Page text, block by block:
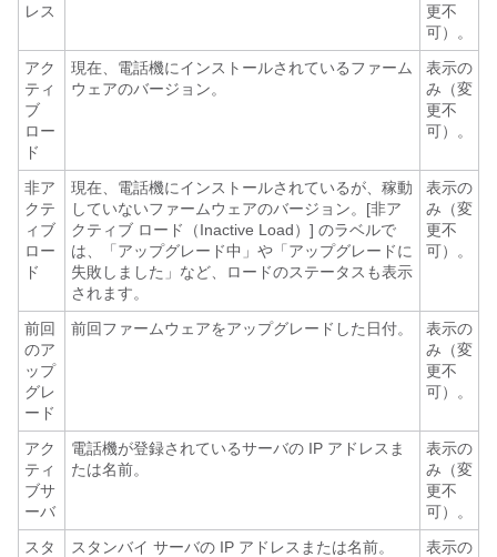
レス
更不
可）。
アク
ティ
ブ
ロー
ド
現在、電話機にインストールされているファーム
ウェアのバージョン。
表示の
み（変
更不
可）。
非ア
クテ
ィブ
ロー
ド
現在、電話機にインストールされているが、稼動
していないファームウェアのバージョン。[非ア
クティブ ロード（Inactive Load）] のラベルで
は、「アップグレード中」や「アップグレードに
失敗しました」など、ロードのステータスも表示
されます。
表示の
み（変
更不
可）。
前回
のア
ップ
グレ
ード
前回ファームウェアをアップグレードした日付。
表示の
み（変
更不
可）。
アク
ティ
ブサ
ーバ
電話機が登録されているサーバの IP アドレスま
たは名前。
表示の
み（変
更不
可）。
スタ
スタンバイ サーバの IP アドレスまたは名前。
表示の